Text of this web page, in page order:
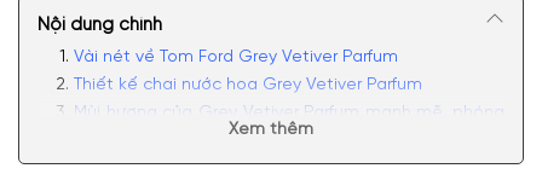
Nội dung chính
Vài nét về Tom Ford Grey Vetiver Parfum
Thiết kế chai nước hoa Grey Vetiver Parfum
Mùi hương của Grey Vetiver Parfum mạnh mẽ, phóng
Có nên mua nước hoa nam Tom Ford Grey Vetiver
Xem thêm